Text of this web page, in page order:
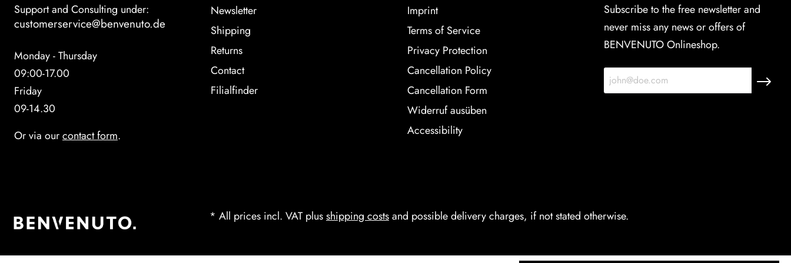
Support and Consulting under:
customerservice@benvenuto.de
Monday - Thursday
09:00-17.00
Friday
09-14.30
Or via ourcontact form.
Newsletter
Shipping
Returns
Contact
Filialfinder
Imprint
Terms of Service
Privacy Protection
Cancellation Policy
Cancellation Form
Widerruf ausüben
Accessibility
Subscribe to the free newsletter and
never miss any news or offers of
BENVENUTO Onlineshop.
* All prices incl. VAT plusshipping costsand possible delivery charges, if not stated otherwise.